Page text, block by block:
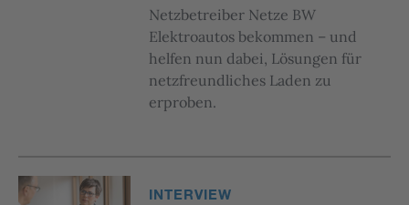
Netzbetreiber Netze BW
Elektroautos bekommen – und
helfen nun dabei, Lösungen für
netzfreundliches Laden zu
erproben.
INTERVIEW